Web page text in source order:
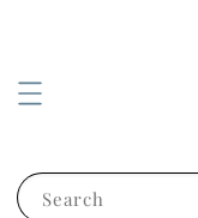
Search